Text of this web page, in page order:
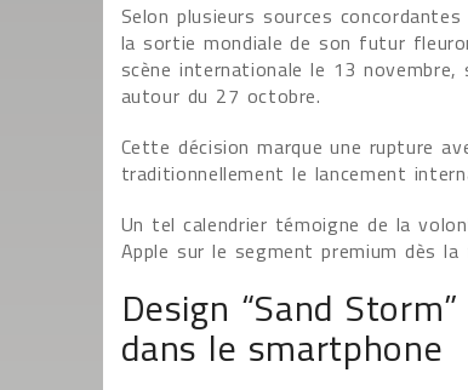
Selon plusieurs sources
la sortie mondiale de son futur
scène internationale le 13
autour du 27 octobre.
Cette décision marque une rupture
traditionnellement le lancement
Un tel calendrier témoigne de la
Apple sur le segment premium dès
Design “Sand
dans le smartphone